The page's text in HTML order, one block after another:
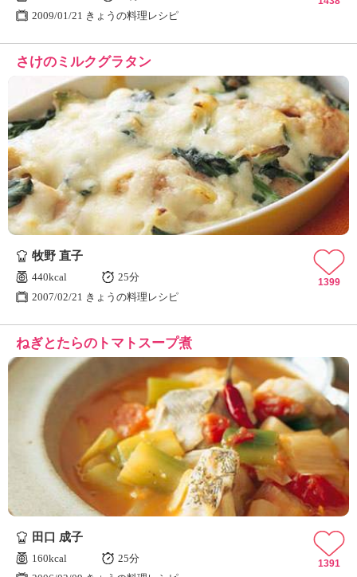
2009/01/21 きょうの料理レシピ
さけのミルクグラタン
牧野 直子
440kcal
25分
2007/02/21 きょうの料理レシピ
1399
ねぎとたらのトマトスープ煮
田口 成子
160kcal
25分
1391